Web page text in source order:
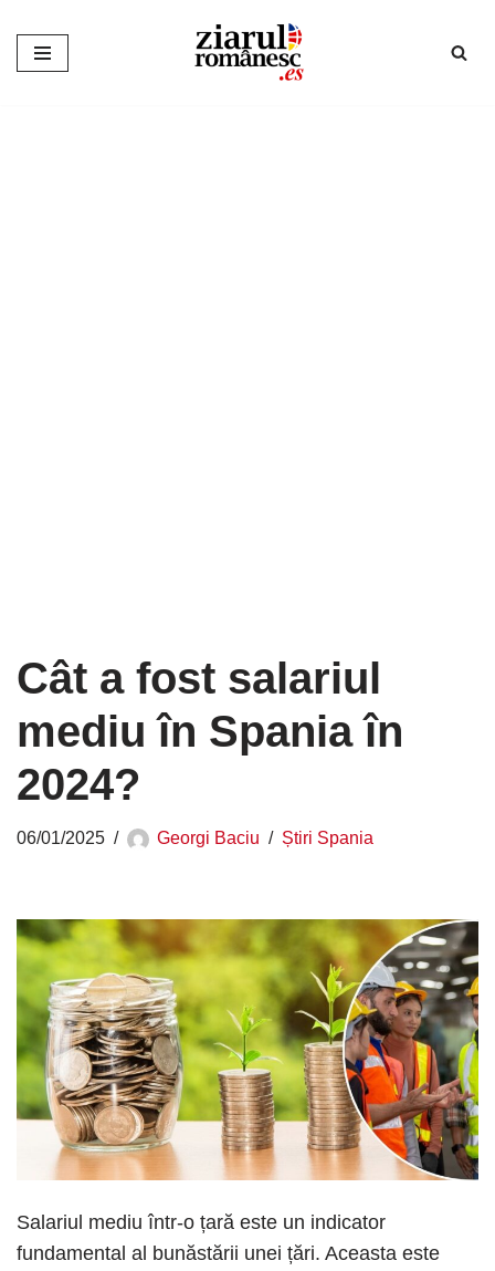
Sari
Cât a fost salariul
mediu în Spania în
2024?
06/01/2025 Georgi Baciu Știri Spania
Salariul mediu într-o țară este un indicator
fundamental al bunăstării unei țări. Aceasta este